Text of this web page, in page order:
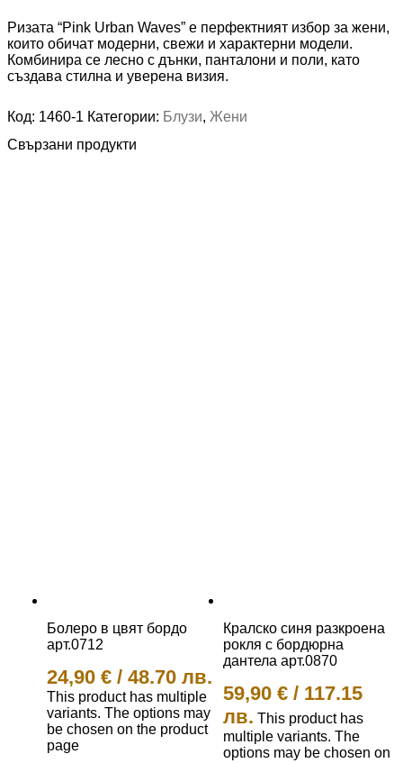
Ризата “Pink Urban Waves” е перфектният избор за жени,
които обичат модерни, свежи и характерни модели.
Комбинира се лесно с дънки, панталони и поли, като
създава стилна и уверена визия.
Код: 1460-1 Категории: Блузи, Жени
Свързани продукти
Болеро в цвят бордо
арт.0712
24,90 € / 48.70 лв.
This product has multiple
variants. The options may
be chosen on the product
page
Кралско синя разкроена
рокля с бордюрна
дантела арт.0870
59,90 € / 117.15
лв. This product has
multiple variants. The
options may be chosen on